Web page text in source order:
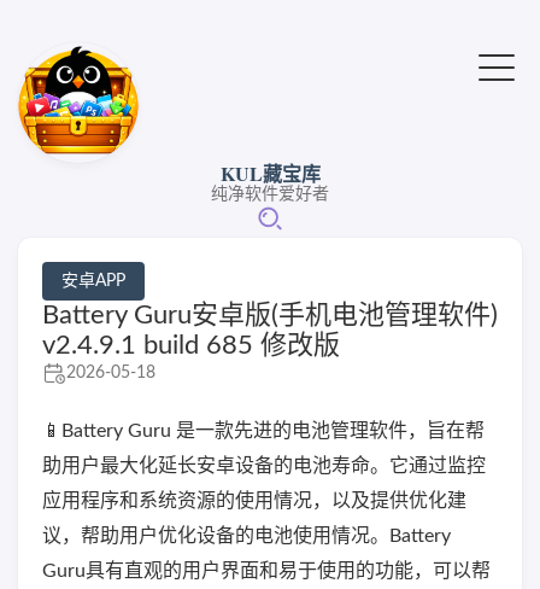
KUL藏宝库
纯净软件爱好者
安卓APP
Battery Guru安卓版(手机电池管理软件)
v2.4.9.1 build 685 修改版
2026-05-18
📱Battery Guru 是一款先进的电池管理软件，旨在帮
助用户最大化延长安卓设备的电池寿命。它通过监控
应用程序和系统资源的使用情况，以及提供优化建
议，帮助用户优化设备的电池使用情况。Battery
Guru具有直观的用户界面和易于使用的功能，可以帮